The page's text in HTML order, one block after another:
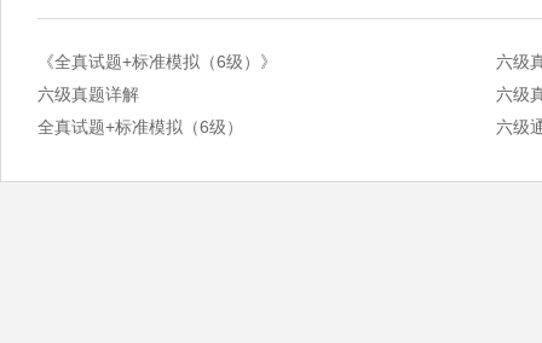
《全真试题+标准模拟（6级）》
六级
六级真题详解
六级
全真试题+标准模拟（6级）
六级